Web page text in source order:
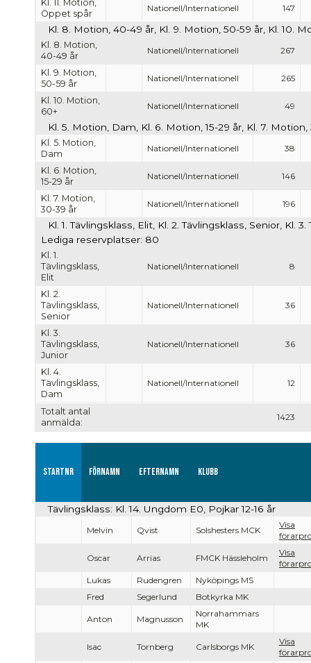
Totalt antal
anmälda:
1423
Kl. 11. Motion,
Öppet spår
Nationell/Internationell 147
Kl. 8. Motion, 40-49 år, Kl. 9. Motion, 50-59 år, Kl. 10.
Kl. 8. Motion,
40-49 år
Nationell/Internationell 267
Kl. 9. Motion,
50-59 år
Nationell/Internationell 265
Kl. 10. Motion,
60+
Nationell/Internationell 49
Kl. 5. Motion, Dam, Kl. 6. Motion, 15-29 år, Kl. 7.
Kl. 5. Motion,
Dam
Nationell/Internationell 38
Kl. 6. Motion,
15-29 år
Nationell/Internationell 146
Kl. 7. Motion,
30-39 år
Nationell/Internationell 196
Kl. 1. Tävlingsklass, Elit, Kl. 2. Tävlingsklass, Senior,
Lediga reservplatser: 80
Kl. 1.
Tävlingsklass,
Elit
Nationell/Internationell 8
Kl. 2.
Tävlingsklass,
Senior
Nationell/Internationell 36
Kl. 3.
Tävlingsklass,
Junior
Nationell/Internationell 36
Kl. 4.
Tävlingsklass,
Dam
Nationell/Internationell 12
Startnr Förnamn Efternamn Klubb
Tävlingsklass: Kl. 14. Ungdom E0, Pojkar 12-16 år
Melvin Qvist Solshesters MCK
Visa
Oscar Arrias FMCK Hässleholm
Visa
Lukas
Rudengren
Nyköpings MS
Fred
Segerlund Botkyrka MK
Anton Magnusson
Norrahammars
MK
Isac Tornberg Carlsborgs MK
Visa